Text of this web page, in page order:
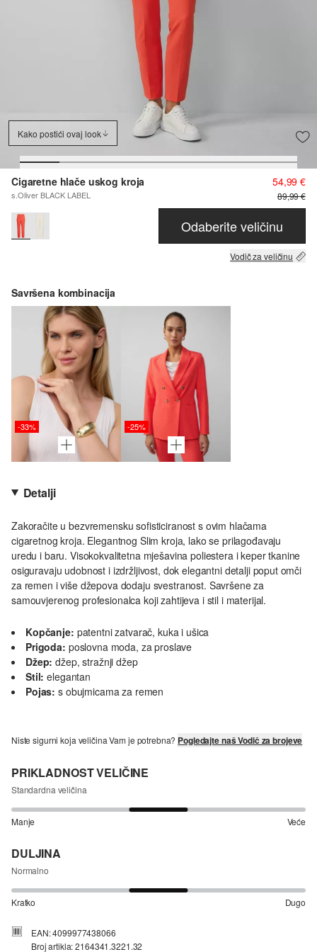
Kako postići ovaj look
Cigaretne hlače uskog kroja
s.Oliver BLACK LABEL
54,99 €
89,99 €
Odaberite veličinu
Vodič za veličinu
Savršena kombinacija
-33% -25%
Detalji
Zakoračite u bezvremensku sofisticiranost s ovim hlačama
cigaretnog kroja. Elegantnog Slim kroja, lako se prilagođavaju
uredu i baru. Visokokvalitetna mješavina poliestera i keper tkanine
osiguravaju udobnost i izdržljivost, dok elegantni detalji poput omči
za remen i više džepova dodaju svestranost. Savršene za
samouvjerenog profesionalca koji zahtijeva i stil i materijal.
Kopčanje: patentni zatvarač, kuka i ušica
Prigoda: poslovna moda, za proslave
Džep: džep, stražnji džep
Stil: elegantan
Pojas: s obujmicama za remen
Niste sigurni koja veličina Vam je potrebna? Pogledajte naš Vodič za brojeve
PRIKLADNOST VELIČINE
Standardna veličina
Manje Veće
DULJINA
Normalno
Kratko Dugo
EAN: 4099977438066
Broj artikla: 2164341.3221.32